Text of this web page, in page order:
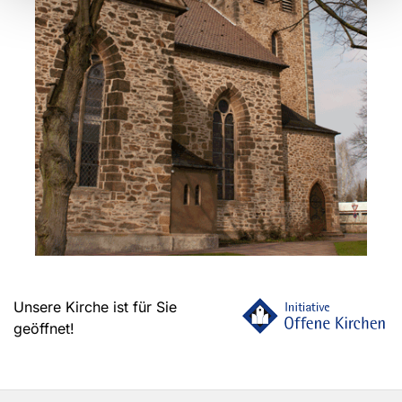
Unsere Kirche ist für Sie
geöffnet!